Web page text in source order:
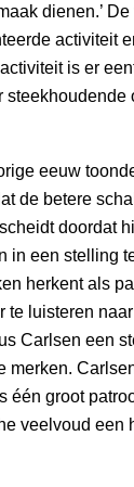
dienen.’
activiteit
is er
steekhoudende
eeuw
de betere
doordat
in een stelling
herkent als
te luisteren
Carlsen een
merken.
één groot
veelvoud een